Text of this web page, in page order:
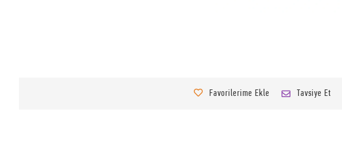
Favorilerime Ekle Tavsiye Et